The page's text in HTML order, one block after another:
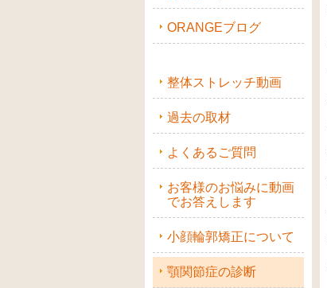
ORANGEブログ
整体ストレッチ動画
過去の取材
よくあるご質問
お客様のお悩みに動画
でお答えします
小顔輪郭矯正について
顎関節症の診断